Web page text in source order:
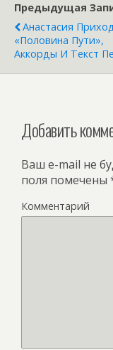
Предыдущая
Анастасия
«Половина Пути»,
Аккорды И Текст
Добавить
Ваш e-mail не
поля помечены
Комментарий